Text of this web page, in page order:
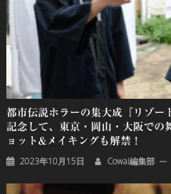
都市伝説ホラーの集大成『リゾー
記念して、東京・岡山・大阪での
ョット&メイキングも解禁！
2023年10月15日 Cowai編集部